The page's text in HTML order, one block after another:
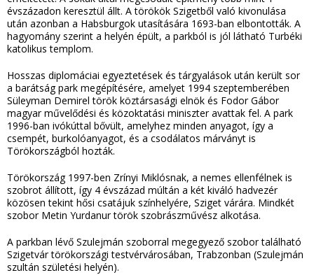
évszázadon keresztül állt. A törökök Szigetből való kivonulása
után azonban a Habsburgok utasítására 1693-ban elbontották. A
hagyomány szerint a helyén épült, a parkból is jól látható Turbéki
katolikus templom.
Hosszas diplomáciai egyeztetések és tárgyalások után került sor
a barátság park megépítésére, amelyet 1994 szeptemberében
Süleyman Demirel török köztársasági elnök és Fodor Gábor
magyar művelődési és közoktatási miniszter avattak fel. A park
1996-ban ivókúttal bővült, amelyhez minden anyagot, így a
csempét, burkolóanyagot, és a csodálatos márványt is
Törökországból hozták.
Törökország 1997-ben Zrínyi Miklósnak, a nemes ellenfélnek is
szobrot állított, így 4 évszázad múltán a két kiváló hadvezér
közösen tekint hősi csatájuk színhelyére, Sziget várára. Mindkét
szobor Metin Yurdanur török szobrászművész alkotása.
A parkban lévő Szulejmán szoborral megegyező szobor található
Szigetvár törökországi testvérvárosában, Trabzonban (Szulejmán
szultán születési helyén).